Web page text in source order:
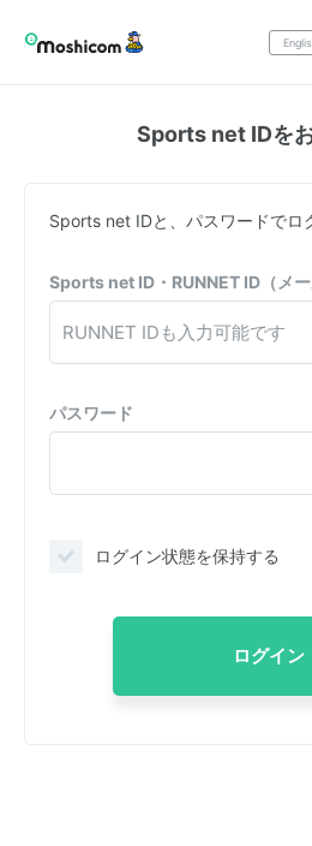
Sports net IDを
Sports net IDと、パスワードでロ
Sports net ID・RUNNET ID（メー
パスワード
ログイン状態を保持する
ログイン